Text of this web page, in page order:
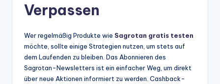
Verpassen
Wer regelmäßig Produkte wie Sagrotan gratis testen
möchte, sollte einige Strategien nutzen, um stets auf
dem Laufenden zu bleiben. Das Abonnieren des
Sagrotan-Newsletters ist ein einfacher Weg, um direkt
über neue Aktionen informiert zu werden. Cashback-